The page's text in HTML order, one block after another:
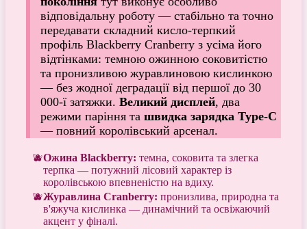
відповідальну роботу — стабільно та точно
передавати складний кисло-терпкий
профіль Blackberry Cranberry з усіма його
відтінками: темною ожинною соковитістю
та пронизливою журавлиновою кислинкою
— без жодної деградації від першої до 30
000-ї затяжки. Великий дисплей, два
режими паріння та швидка зарядка Type-C
— повний королівський арсенал.
Ожина Blackberry: темна, соковита та злегка
терпка — потужний лісовий характер із
королівською впевненістю на вдиху.
Журавлина Cranberry: пронизлива, природна та
в'яжуча кислинка — динамічний та освіжаючий
акцент у фіналі.